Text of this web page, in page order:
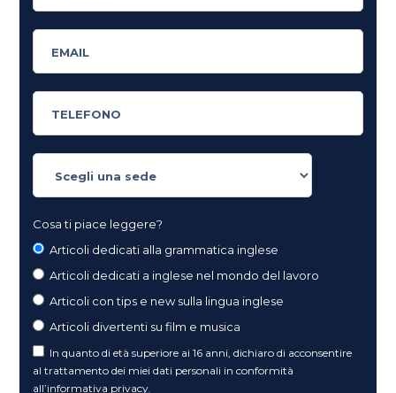
Cosa ti piace leggere?
Articoli dedicati alla grammatica inglese
Articoli dedicati a inglese nel mondo del lavoro
Articoli con tips e new sulla lingua inglese
Articoli divertenti su film e musica
In quanto di età superiore ai 16 anni, dichiaro di acconsentire
al trattamento dei miei dati personali in conformità
all’informativa privacy